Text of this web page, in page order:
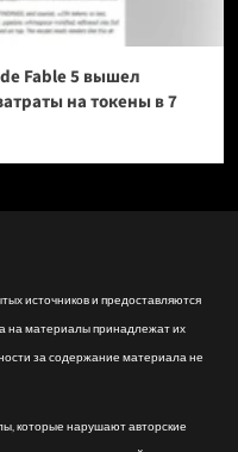
Fable 5 вышел
на токены в 7
источников и предоставляются
на материалы принадлежат их
за содержание материала не
которые нарушают авторские